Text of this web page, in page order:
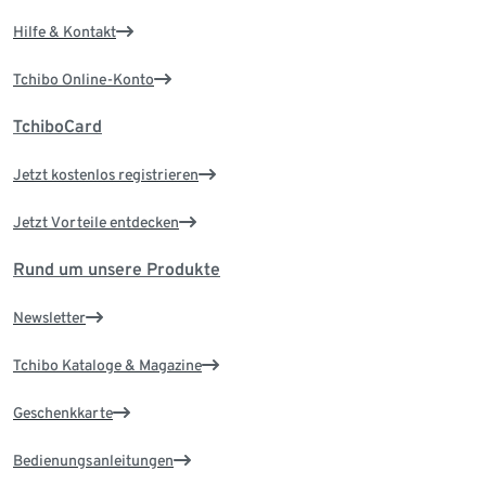
Hilfe & Kontakt
Tchibo Online-Konto
TchiboCard
Jetzt kostenlos registrieren
Jetzt Vorteile entdecken
Rund um unsere Produkte
Newsletter
Tchibo Kataloge & Magazine
Geschenkkarte
Bedienungsanleitungen